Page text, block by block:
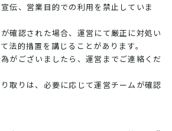
伝、営業目的での利用を禁止していま
確認された場合、運営にて厳正に対処い
法的措置を講じることがあります。
がございましたら、運営までご連絡くだ
取りは、必要に応じて運営チームが確認